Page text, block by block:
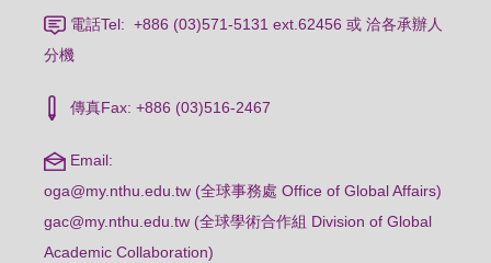
電話Tel: +886 (03)571-5131 ext.62456 或 洽各承辦人
分機
傳真Fax: +886 (03)516-2467
Email:
oga@my.nthu.edu.tw (全球事務處 Office of Global Affairs)
gac@my.nthu.edu.tw (全球學術合作組 Division of Global
Academic Collaboration)